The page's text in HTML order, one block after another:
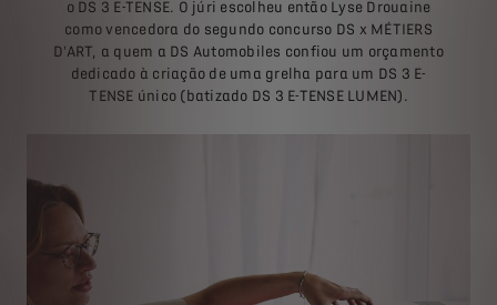
o DS 3 E-TENSE. O júri escolheu então Lyse Drouaine
como vencedora do segundo concurso DS x MÉTIERS
D'ART, a quem a DS Automobiles confiou um orçamento
dedicado à criação de uma grelha para um DS 3 E-
TENSE único (batizado DS 3 E-TENSE LUMEN).